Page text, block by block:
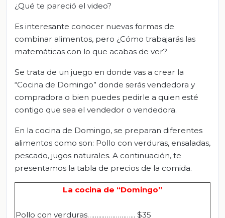
¿Qué te pareció el video?
Es interesante conocer nuevas formas de
combinar alimentos, pero ¿Cómo trabajarás las
matemáticas con lo que acabas de ver?
Se trata de un juego en donde vas a crear la
“Cocina de Domingo” donde serás vendedora y
compradora o bien puedes pedirle a quien esté
contigo que sea el vendedor o vendedora.
En la cocina de Domingo, se preparan diferentes
alimentos como son: Pollo con verduras, ensaladas,
pescado, jugos naturales. A continuación, te
presentamos la tabla de precios de la comida.
La cocina de “Domingo”
Pollo con verduras……...……………... $35